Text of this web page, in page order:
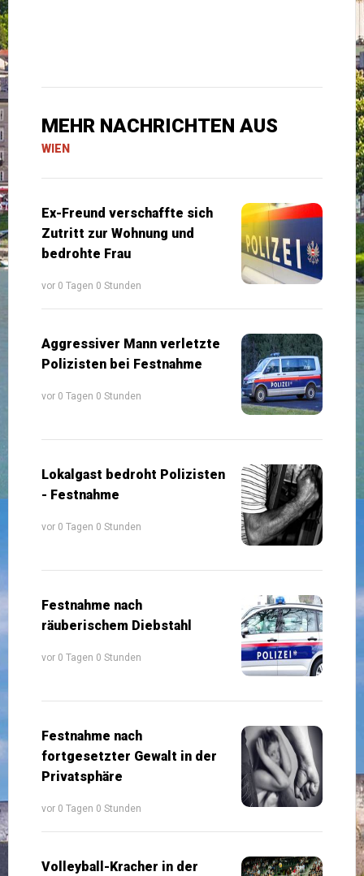
MEHR NACHRICHTEN AUS
WIEN
Ex-Freund verschaffte sich
Zutritt zur Wohnung und
bedrohte Frau
vor 0 Tagen 0 Stunden
Aggressiver Mann verletzte
Polizisten bei Festnahme
vor 0 Tagen 0 Stunden
Lokalgast bedroht Polizisten
- Festnahme
vor 0 Tagen 0 Stunden
Festnahme nach
räuberischem Diebstahl
vor 0 Tagen 0 Stunden
Festnahme nach
fortgesetzter Gewalt in der
Privatsphäre
vor 0 Tagen 0 Stunden
Volleyball-Kracher in der